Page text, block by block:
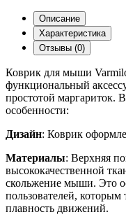
Описание
Характеристика
Отзывы (0)
Коврик для мыши
функциональный
простотой маргариток.
особенности:
Дизайн: Коврик
Материалы: Верхняя
высококачественной
скольжение мыши. Это
пользователей, которым
плавность движений.